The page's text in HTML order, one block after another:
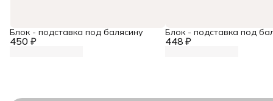
450 ₽
Блок - подставка под балясину
448 ₽
Блок - подставка под